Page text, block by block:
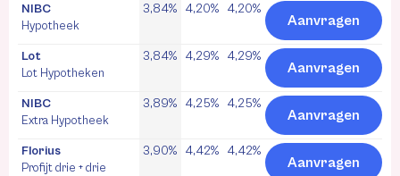
NIBC
Hypotheek
3,84% 4,20% 4,20%
Aanvragen
Lot
Lot Hypotheken
3,84% 4,29% 4,29%
Aanvragen
NIBC
Extra Hypotheek
3,89% 4,25% 4,25%
Aanvragen
Florius
Profijt drie + drie
3,90% 4,42% 4,42%
Aanvragen